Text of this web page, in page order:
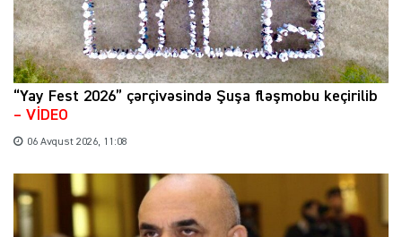
“Yay Fest 2026” çərçivəsində Şuşa fləşmobu keçirilib
– VİDEO
06 Avqust 2026, 11:08